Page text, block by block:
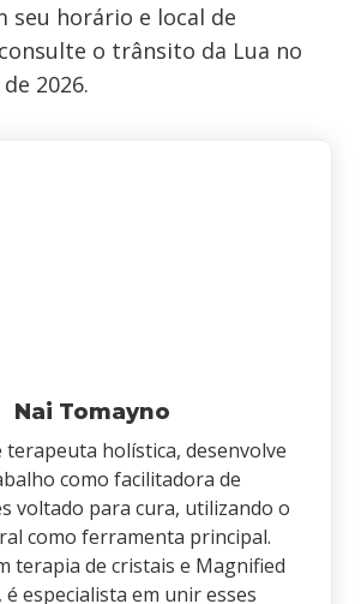
seu horário e local de
o trânsito da Lua no
2026.
Nai Tomayno
holística, desenvolve
como facilitadora de
voltado para cura, utilizando o
como ferramenta principal.
terapia de cristais e Magnified
é especialista em unir esses